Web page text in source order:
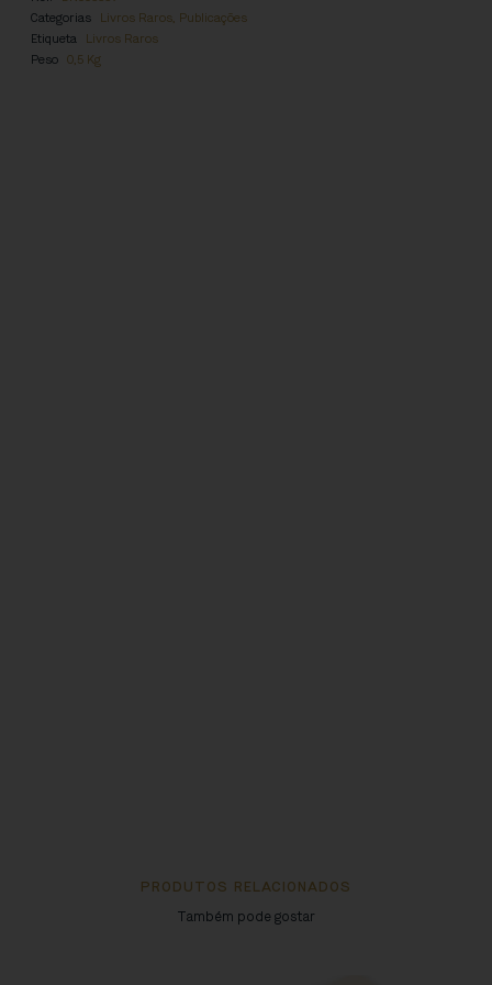
Categorias Livros Raros, Publicações
Etiqueta Livros Raros
Peso 0,5 Kg
PRODUTOS RELACIONADOS
Também pode gostar